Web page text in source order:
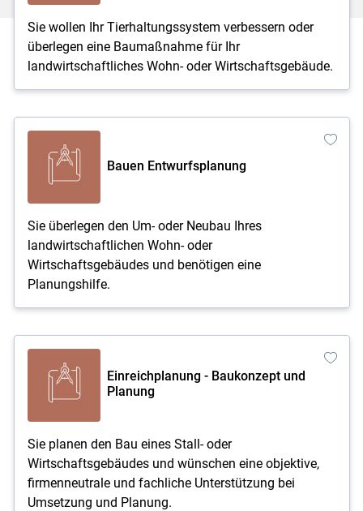
Sie wollen Ihr Tierhaltungssystem verbessern oder
überlegen eine Baumaßnahme für Ihr
landwirtschaftliches Wohn- oder Wirtschaftsgebäude.
Bauen Entwurfsplanung
Sie überlegen den Um- oder Neubau Ihres
landwirtschaftlichen Wohn- oder
Wirtschaftsgebäudes und benötigen eine
Planungshilfe.
Einreichplanung - Baukonzept und
Planung
Sie planen den Bau eines Stall- oder
Wirtschaftsgebäudes und wünschen eine objektive,
firmenneutrale und fachliche Unterstützung bei
Umsetzung und Planung.